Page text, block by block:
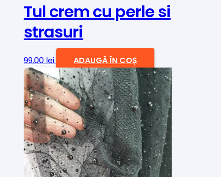
Tul crem cu perle si
strasuri
99,00 lei ADAUGĂ ÎN COȘ